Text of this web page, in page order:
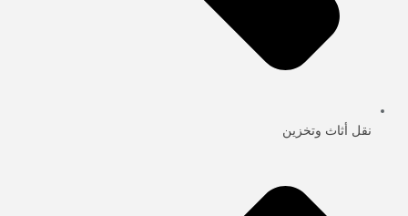
نقل أثاث وتخزين